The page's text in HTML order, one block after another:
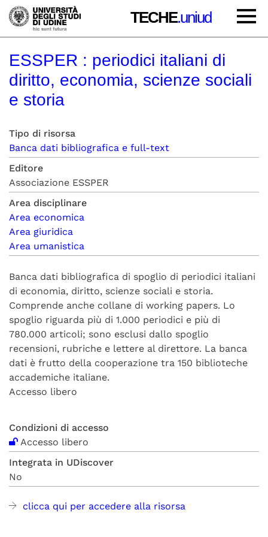
TECHE.uniud
ESSPER : periodici italiani di
diritto, economia, scienze sociali
e storia
Tipo di risorsa
Banca dati bibliografica e full-text
Editore
Associazione ESSPER
Area disciplinare
Area economica
Area giuridica
Area umanistica
Banca dati bibliografica di spoglio di periodici italiani
di economia, diritto, scienze sociali e storia.
Comprende anche collane di working papers. Lo
spoglio riguarda più di 1.000 periodici e più di
780.000 articoli; sono esclusi dallo spoglio
recensioni, rubriche e lettere al direttore. La banca
dati è frutto della cooperazione tra 150 biblioteche
accademiche italiane.
Accesso libero
Condizioni di accesso
Accesso libero
Integrata in UDiscover
No
clicca qui per accedere alla risorsa